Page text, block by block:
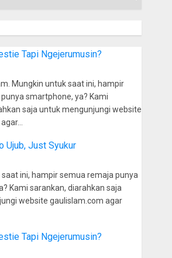
Tapi Ngejerumusin?
Mungkin untuk saat ini, hampir
smartphone, ya? Kami
saja untuk mengunjungi website
Ujub, Just Syukur
ini, hampir semua remaja punya
Kami sarankan, diarahkan saja
website gaulislam.com agar
Tapi Ngejerumusin?